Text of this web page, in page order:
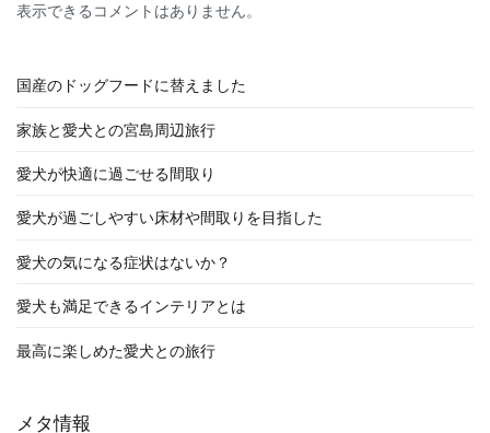
表示できるコメントはありません。
国産のドッグフードに替えました
家族と愛犬との宮島周辺旅行
愛犬が快適に過ごせる間取り
愛犬が過ごしやすい床材や間取りを目指した
愛犬の気になる症状はないか？
愛犬も満足できるインテリアとは
最高に楽しめた愛犬との旅行
メタ情報